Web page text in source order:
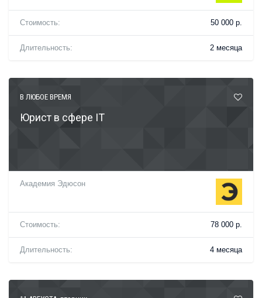
Стоимость: 50 000 р.
Длительность: 2 месяца
В ЛЮБОЕ ВРЕМЯ
Юрист в сфере IT
Академия Эдюсон
Стоимость: 78 000 р.
Длительность: 4 месяца